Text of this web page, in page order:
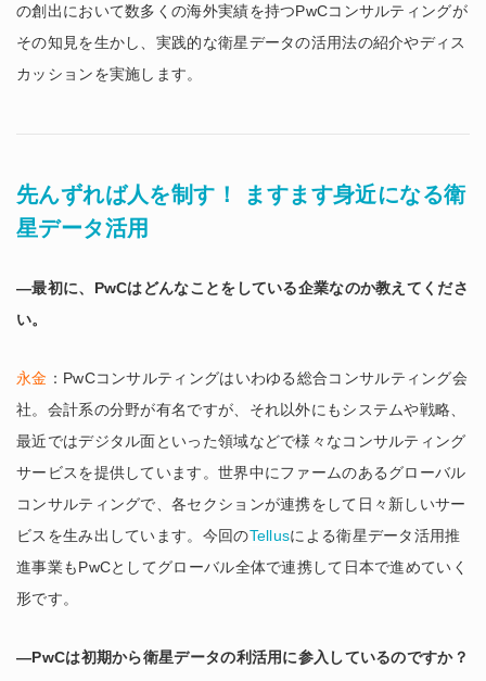
の創出において数多くの海外実績を持つPwCコンサルティングが
その知見を生かし、実践的な衛星データの活用法の紹介やディス
カッションを実施します。
先んずれば人を制す！ ますます身近になる衛
星データ活用
―最初に、PwCはどんなことをしている企業なのか教えてくださ
い。
永金 ：PwCコンサルティングはいわゆる総合コンサルティング会
社。会計系の分野が有名ですが、それ以外にもシステムや戦略、
最近ではデジタル面といった領域などで様々なコンサルティング
サービスを提供しています。世界中にファームのあるグローバル
コンサルティングで、各セクションが連携をして日々新しいサー
ビスを生み出しています。今回のTellusによる衛星データ活用推
進事業もPwCとしてグローバル全体で連携して日本で進めていく
形です。
―PwCは初期から衛星データの利活用に参入しているのですか？